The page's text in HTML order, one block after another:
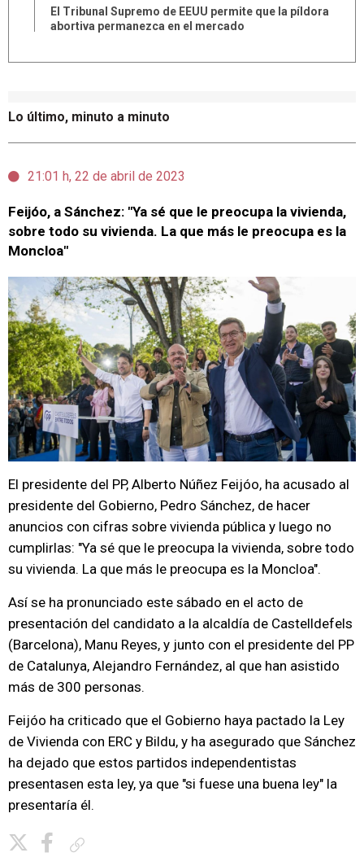
Lo último, minuto a minuto
21:01 h, 22 de abril de 2023
Feijóo, a Sánchez: "Ya sé que le preocupa la vivienda,
sobre todo su vivienda. La que más le preocupa es la
Moncloa"
El presidente del PP, Alberto Núñez Feijóo, ha acusado al
presidente del Gobierno, Pedro Sánchez, de hacer
anuncios con cifras sobre vivienda pública y luego no
cumplirlas: "Ya sé que le preocupa la vivienda, sobre todo
su vivienda. La que más le preocupa es la Moncloa".
Así se ha pronunciado este sábado en el acto de
presentación del candidato a la alcaldía de Castelldefels
(Barcelona), Manu Reyes, y junto con el presidente del PP
de Catalunya, Alejandro Fernández, al que han asistido
más de 300 personas.
Feijóo ha criticado que el Gobierno haya pactado la Ley
de Vivienda con ERC y Bildu, y ha asegurado que Sánchez
ha dejado que estos partidos independentistas
presentasen esta ley, ya que "si fuese una buena ley" la
presentaría él.
El Tribunal Supremo de EEUU permite que la píldora
abortiva permanezca en el mercado